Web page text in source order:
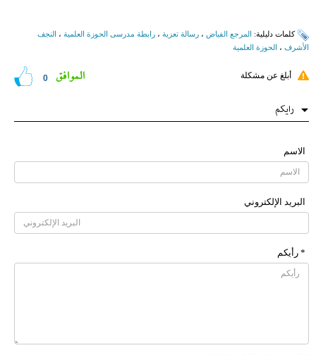
کلمات دلیلیة: المرجع الفیاض ، رسالة تعزیة ، رابطة مدرسی الحوزة العلمیة ، النجف
الأشرف ، الحوزة العلمیة
أبلغ عن مشكلة 0 الموافق
رایکم
الاسم
البرید الإلکتروني
* رأیکم